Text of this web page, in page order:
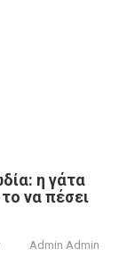
η γάτα
να πέσει
Admin Admin